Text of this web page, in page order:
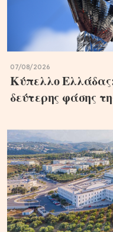
07/08/2026
Κύπελλο
δεύτερης φάσης